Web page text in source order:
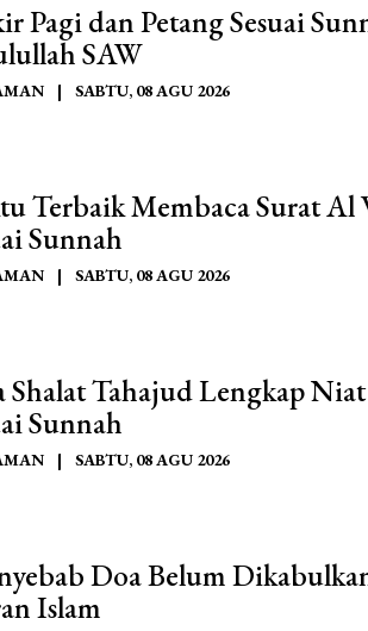
Pagi dan Petang Sesuai
SAW
| SABTU, 08 AGU 2026
Terbaik Membaca Surat Al
Sunnah
| SABTU, 08 AGU 2026
Shalat Tahajud Lengkap
Sunnah
| SABTU, 08 AGU 2026
Doa Belum
Islam